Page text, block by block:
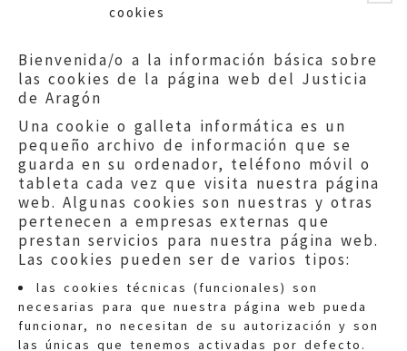
cookies
Bienvenida/o a la información básica sobre
las cookies de la página web del Justicia
de Aragón
Una cookie o galleta informática es un
pequeño archivo de información que se
guarda en su ordenador, teléfono móvil o
tableta cada vez que visita nuestra página
web. Algunas cookies son nuestras y otras
pertenecen a empresas externas que
prestan servicios para nuestra página web.
Las cookies pueden ser de varios tipos:
las cookies técnicas (funcionales) son
necesarias para que nuestra página web pueda
funcionar, no necesitan de su autorización y son
las únicas que tenemos activadas por defecto.